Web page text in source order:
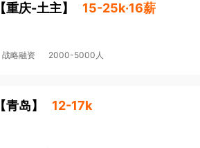
【重庆-土主】 15-25k·16薪
战略融资 2000-5000人
【青岛】 12-17k